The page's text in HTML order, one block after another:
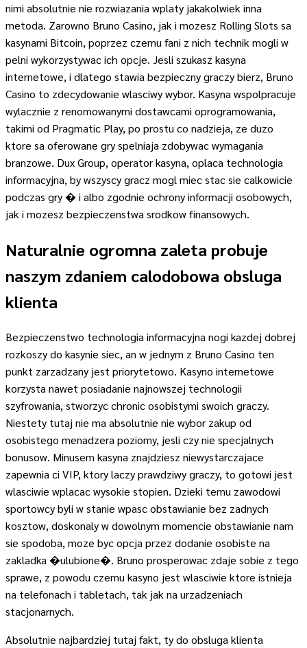
nimi absolutnie nie rozwiazania wplaty jakakolwiek inna
metoda. Zarowno Bruno Casino, jak i mozesz Rolling Slots sa
kasynami Bitcoin, poprzez czemu fani z nich technik mogli w
pelni wykorzystywac ich opcje. Jesli szukasz kasyna
internetowe, i dlatego stawia bezpieczny graczy bierz, Bruno
Casino to zdecydowanie wlasciwy wybor. Kasyna wspolpracuje
wylacznie z renomowanymi dostawcami oprogramowania,
takimi od Pragmatic Play, po prostu co nadzieja, ze duzo
ktore sa oferowane gry spelniaja zdobywac wymagania
branzowe. Dux Group, operator kasyna, oplaca technologia
informacyjna, by wszyscy gracz mogl miec stac sie calkowicie
podczas gry � i albo zgodnie ochrony informacji osobowych,
jak i mozesz bezpieczenstwa srodkow finansowych.
Naturalnie ogromna zaleta probuje
naszym zdaniem calodobowa obsluga
klienta
Bezpieczenstwo technologia informacyjna nogi kazdej dobrej
rozkoszy do kasynie siec, an w jednym z Bruno Casino ten
punkt zarzadzany jest priorytetowo. Kasyno internetowe
korzysta nawet posiadanie najnowszej technologii
szyfrowania, stworzyc chronic osobistymi swoich graczy.
Niestety tutaj nie ma absolutnie nie wybor zakup od
osobistego menadzera poziomy, jesli czy nie specjalnych
bonusow. Minusem kasyna znajdziesz niewystarczajace
zapewnia ci VIP, ktory laczy prawdziwy graczy, to gotowi jest
wlasciwie wplacac wysokie stopien. Dzieki temu zawodowi
sportowcy byli w stanie wpasc obstawianie bez zadnych
kosztow, doskonaly w dowolnym momencie obstawianie nam
sie spodoba, moze byc opcja przez dodanie osobiste na
zakladka �ulubione�. Bruno prosperowac zdaje sobie z tego
sprawe, z powodu czemu kasyno jest wlasciwie ktore istnieja
na telefonach i tabletach, tak jak na urzadzeniach
stacjonarnych.
Absolutnie najbardziej tutaj fakt, ty do obsluga klienta